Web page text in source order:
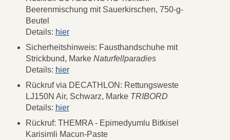
Beerenmischung mit Sauerkirschen, 750-g-
Beutel
Details: hier
Sicherheitshinweis: Fausthandschuhe mit
Strickbund, Marke Naturfellparadies
Details: hier
Rückruf via DECATHLON: Rettungsweste
LJ150N Air, Schwarz, Marke TRIBORD
Details: hier
Rückruf: THEMRA - Epimedyumlu Bitkisel
Karisimli Macun-Paste